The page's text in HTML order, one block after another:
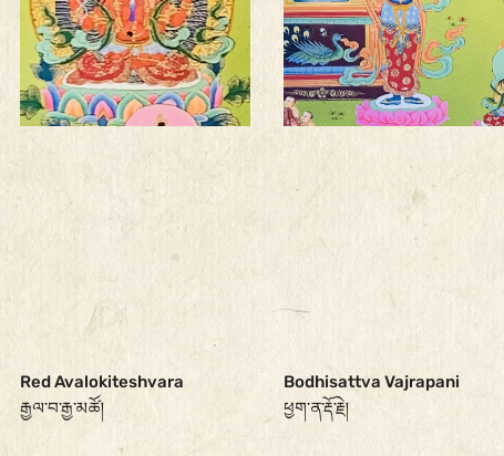
Red Avalokiteshvara
རྒྱལ་བ་རྒྱ་མཚོ།
Bodhisattva Vajrapani
ཕྱག་ན་རྡོ་རྗེ།